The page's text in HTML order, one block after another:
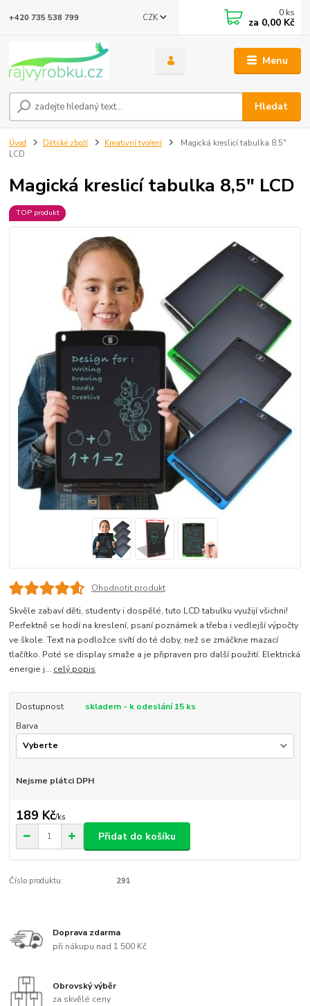
Menu
CZK
Hledat
+420 735 538 799 0 ks
za 0,00 Kč
Úvod Dětské zboží Kreativní tvoření
Magická kreslicí tabulka 8,5"
LCD
Magická kreslicí tabulka 8,5" LCD
TOP produkt
Ohodnotit produkt
Skvěle zabaví děti, studenty i dospělé, tuto LCD tabulku využijí všichni!
Perfektně se hodí na kreslení, psaní poznámek a třeba i vedlejší výpočty
ve škole. Text na podložce svítí do té doby, než se zmáčkne mazací
tlačítko. Poté se display smaže a je připraven pro další použití. Elektrická
energie j... celý popis
Dostupnost
skladem - k odeslání 15 ks
Barva
Nejsme plátci DPH
189 Kč/ks
Přidat do košíku
Číslo produktu: 291
Doprava zdarma
při nákupu nad 1 500 Kč
Obrovský výběr
za skvělé ceny